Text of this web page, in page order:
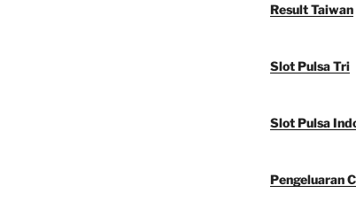
Result Taiwan
Slot Pulsa Tri
Slot Pulsa
Pengeluaran